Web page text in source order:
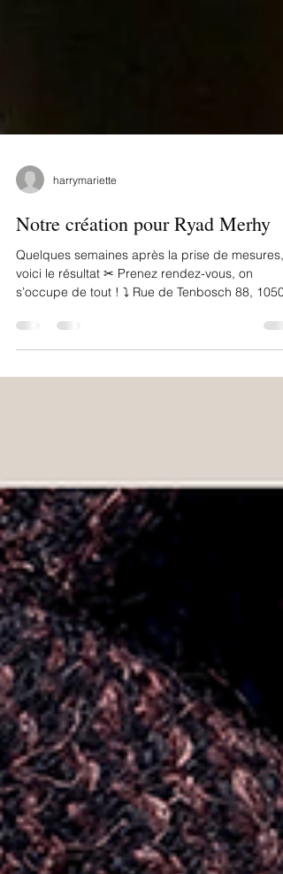
harrymariette
Notre création pour Ryad Merhy
Quelques semaines après la prise de mesures,
s’occupe de tout ! ⤵️ Rue de Tenbosch 88,